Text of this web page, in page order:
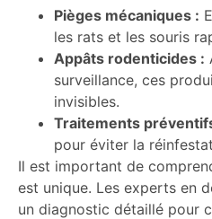
Pièges mécaniques :
les rats et les souris
Appâts rodenticides :
surveillance, ces
invisibles.
Traitements
pour éviter la
Il est important de
est unique. Les experts en
un diagnostic détaillé pour